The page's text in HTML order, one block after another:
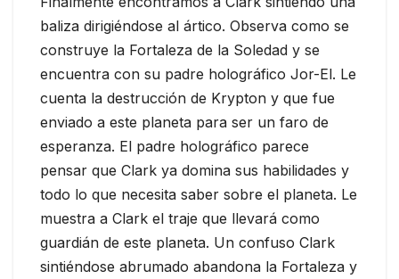
baliza dirigiéndose al ártico. Observa como se
construye la Fortaleza de la Soledad y se
encuentra con su padre holográfico Jor-El. Le
cuenta la destrucción de Krypton y que fue
enviado a este planeta para ser un faro de
esperanza. El padre holográfico parece
pensar que Clark ya domina sus habilidades y
todo lo que necesita saber sobre el planeta. Le
muestra a Clark el traje que llevará como
guardián de este planeta. Un confuso Clark
sintiéndose abrumado abandona la Fortaleza y